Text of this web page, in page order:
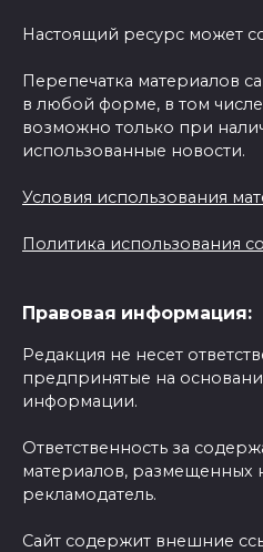
Настоящий ресурс может
Перепечатка материалов
в любой форме, в том
возможно только при
использованные новости.
Условия использования
Политика использования
Правовая информация:
Редакция не несет
предпринятые на
информации.
Ответственность за
материалов, размещенных
рекламодатель.
Сайт содержит внешние